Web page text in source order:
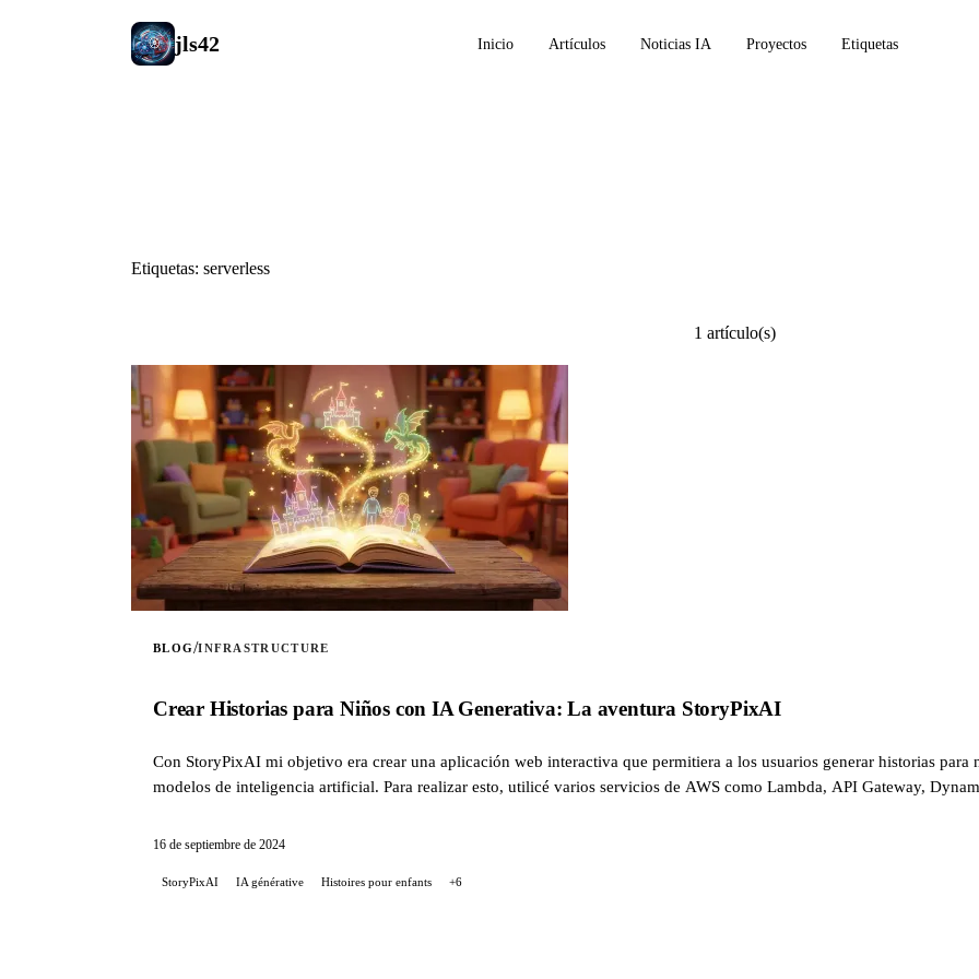
jls42 Inicio Artículos Noticias IA Proyectos Etiquetas
Etiquetas: serverless
1 artículo(s)
BLOG/INFRASTRUCTURE
Crear Historias para Niños con IA Generativa: La aventura StoryPixAI
Con StoryPixAI mi objetivo era crear una aplicación web interactiva que permitiera a los usuarios generar historias para
modelos de inteligencia artificial. Para realizar esto, utilicé varios servicios de AWS como Lambda, API Gateway,
proyecto, desde las decisiones tecnológicas hasta los desafíos encontrados.
16 de septiembre de 2024
StoryPixAI IA générative Histoires pour enfants +6